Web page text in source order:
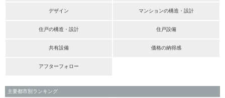
デザイン マンションの構造・設計
住戸の構造・設計 住戸設備
共有設備 価格の納得感
アフターフォロー
主要都市別ランキング